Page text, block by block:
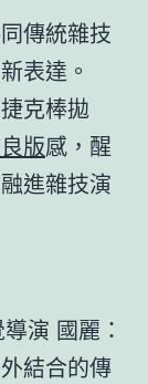
傳統雜技
表達。
克棒拋
版感，醒
進雜技演
演 國麗：
結合的傳